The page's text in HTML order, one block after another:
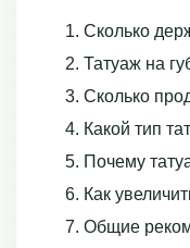
Сколько
Татуаж на
Сколько
Какой тип
Почему
Как
Общие